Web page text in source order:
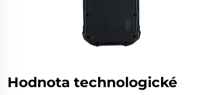
Hodnota technologické